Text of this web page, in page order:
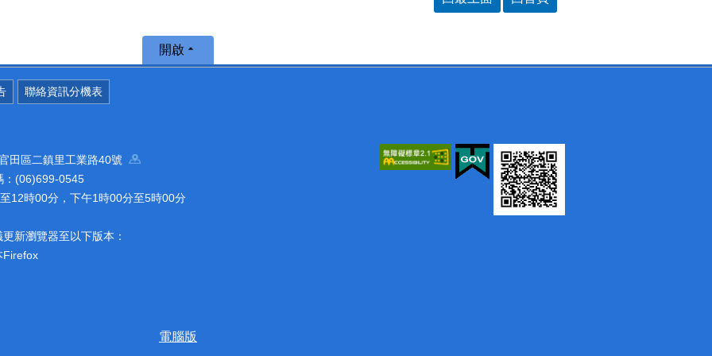
開啟
聯絡資訊分機表
田區二鎮里工業路40號
(06)699-0545
12時00分，下午1時00分至5時00分
新瀏覽器至以下版本：
Firefox
電腦版